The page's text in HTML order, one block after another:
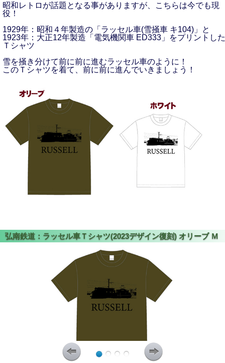
昭和レトロが話題となる事がありますが、こちらは今でも現
役！
1929年：昭和４年製造の「ラッセル車(雪掻車 キ104)」と
1923年：大正12年製造「電気機関車 ED333」をプリントした
Ｔシャツ
雪を掻き分けて前に前に進むラッセル車のように！
このＴシャツを着て、前に前に進んでいきましょう！